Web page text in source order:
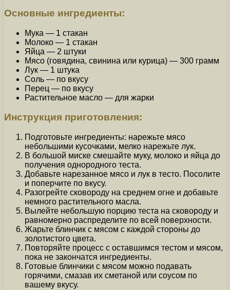
Основные ингредиенты:
Мука — 1 стакан
Молоко — 1 стакан
Яйца — 2 штуки
Мясо (говядина, свинина или курица) — 300 грамм
Лук — 1 штука
Соль — по вкусу
Перец — по вкусу
Растительное масло — для жарки
Инструкция приготовления:
Подготовьте ингредиенты: нарежьте мясо
небольшими кусочками, мелко нарежьте лук.
В большой миске смешайте муку, молоко и яйца до
получения однородного теста.
Добавьте нарезанное мясо и лук в тесто. Посолите
и поперчите по вкусу.
Разогрейте сковороду на среднем огне и добавьте
немного растительного масла.
Вылейте небольшую порцию теста на сковороду и
равномерно распределите по всей поверхности.
Жарьте блинчик с мясом с каждой стороны до
золотистого цвета.
Повторяйте процесс с оставшимся тестом и мясом,
пока не закончатся ингредиенты.
Готовые блинчики с мясом можно подавать
горячими, смазав их сметаной или соусом по
вашему вкусу.